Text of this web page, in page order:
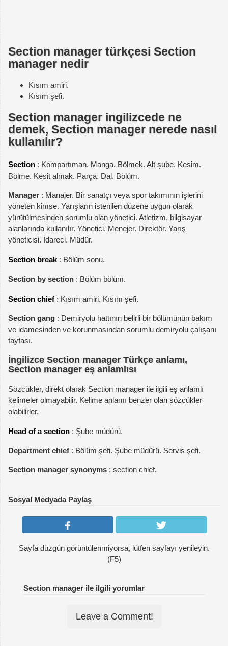
Section manager türkçesi Section
manager nedir
Kısım amiri.
Kısım şefi.
Section manager ingilizcede ne
demek, Section manager nerede nasıl
kullanılır?
Section : Kompartıman. Manga. Bölmek. Alt şube. Kesim.
Bölme. Kesit almak. Parça. Dal. Bölüm.
Manager : Manajer. Bir sanatçı veya spor takımının işlerini
yöneten kimse. Yarışların istenilen düzene uygun olarak
yürütülmesinden sorumlu olan yönetici. Atletizm, bilgisayar
alanlarında kullanılır. Yönetici. Menejer. Direktör. Yarış
yöneticisi. İdareci. Müdür.
Section break : Bölüm sonu.
Section by section : Bölüm bölüm.
Section chief : Kısım amiri. Kısım şefi.
Section gang : Demiryolu hattının belirli bir bölümünün bakım
ve idamesinden ve korunmasından sorumlu demiryolu çalışanı
tayfası.
İngilizce Section manager Türkçe anlamı,
Section manager eş anlamlısı
Sözcükler, direkt olarak Section manager ile ilgili eş anlamlı
kelimeler olmayabilir. Kelime anlamı benzer olan sözcükler
olabilirler.
Head of a section : Şube müdürü.
Department chief : Bölüm şefi. Şube müdürü. Servis şefi.
Section manager synonyms : section chief.
Sosyal Medyada Paylaş
Sayfa düzgün görüntülenmiyorsa, lütfen sayfayı yenileyin.
(F5)
Section manager ile ilgili yorumlar
Leave a Comment!